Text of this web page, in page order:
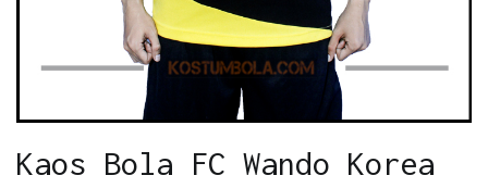
Kaos Bola FC Wando Korea